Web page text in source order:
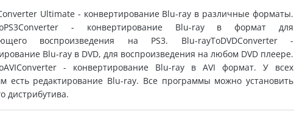
Ultimate - конвертирование Blu-ray в различные форматы.
- конвертирование Blu-ray в формат для
воспроизведения на PS3. Blu-rayToDVDConverter -
Blu-ray в DVD, для воспроизведения на любом DVD плеере.
- конвертирование Blu-ray в AVI формат. У всех
есть редактирование Blu-ray. Все программы можно установить
дистрибутива.